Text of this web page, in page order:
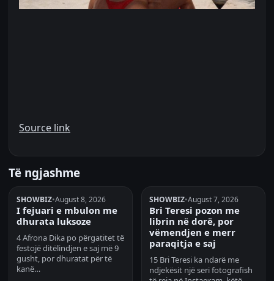
Source link
Të ngjashme
SHOWBIZ•August 8, 2026
I fejuari e mbulon me
dhurata luksoze
4 Afrona Dika po përgatitet të
festojë ditëlindjen e saj më 9
gusht, por dhuratat për të
kanë…
SHOWBIZ•August 7, 2026
Bri Teresi pozon me
librin në dorë, por
vëmendjen e merr
paraqitja e saj
15 Bri Teresi ka ndarë me
ndjekësit një seri fotografish